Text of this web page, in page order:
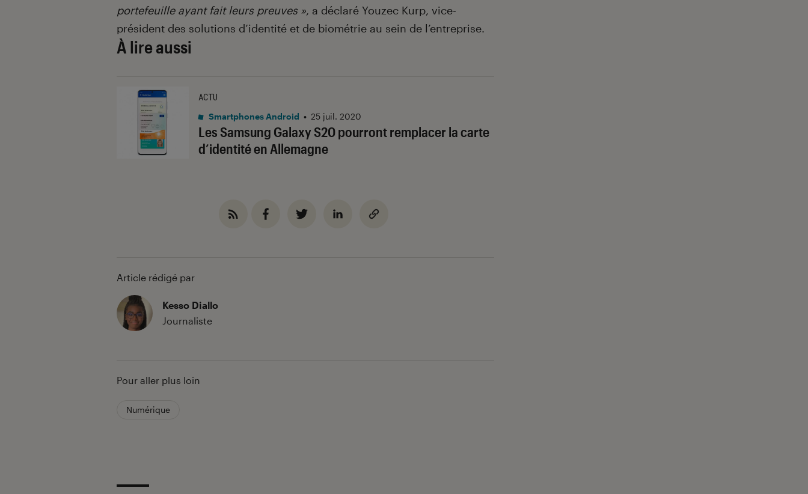
portefeuille ayant fait leurs preuves », a déclaré Youzec Kurp, vice-
président des solutions d’identité et de biométrie au sein de l’entreprise.
À lire aussi
Les Samsung Galaxy S20 pourront remplacer la carte
d’identité en Allemagne
ACTU
Smartphones Android • 25 juil. 2020
Article rédigé par
Kesso Diallo
Journaliste
Pour aller plus loin
Numérique